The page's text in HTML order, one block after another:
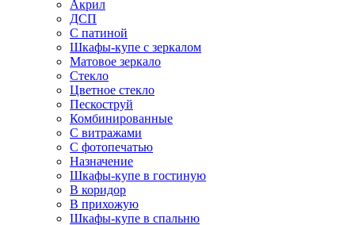
Акрил
ДСП
С патиной
Шкафы-купе с зеркалом
Матовое зеркало
Стекло
Цветное стекло
Пескоструй
Комбинированные
С витражами
С фотопечатью
Назначение
Шкафы-купе в гостиную
В коридор
В прихожую
Шкафы-купе в спальню